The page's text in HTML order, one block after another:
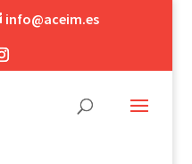
info@aceim.es